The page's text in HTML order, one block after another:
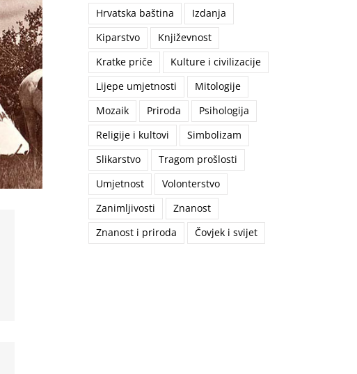
Hrvatska baština
Izdanja
Kiparstvo
Književnost
Kratke priče
Kulture i civilizacije
Lijepe umjetnosti
Mitologije
Mozaik
Priroda
Psihologija
Religije i kultovi
Simbolizam
Slikarstvo
Tragom prošlosti
Umjetnost
Volonterstvo
Zanimljivosti
Znanost
Znanost i priroda
Čovjek i svijet